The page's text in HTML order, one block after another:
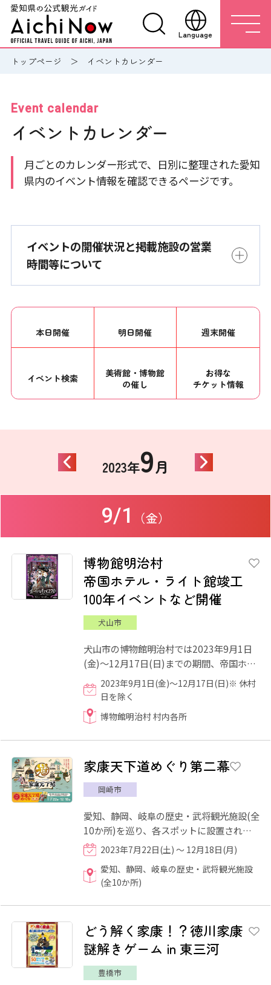
Language
トップページ イベントカレンダー
Event calendar
イベントカレンダー
月ごとのカレンダー形式で、日別に整理された愛知
県内のイベント情報を確認できるページです。
イベントの開催状況と掲載施設の営業
時間等について
本日開催 明日開催 週末開催
イベント検索
美術館・博物館
の催し
お得な
チケット情報
2023年9月
9/1 （金）
博物館明治村
帝国ホテル・ライト館竣工
100年イベントなど開催
犬山市
犬山市の博物館明治村では2023年9月1日
(金)～12月17日(日)までの期間、帝国ホテ
ル・ライト館竣工100年を記念する様々な
イベントを開催します！ 「...
2023年9月1日(金)～12月17日(日)※ 休村
日を除く
博物館明治村 村内各所
家康天下道めぐり第二幕
岡崎市
愛知、静岡、岐阜の歴史・武将観光施設(全
10か所)を巡り、各スポットに設置された
QRコードを読み込んでデジタル武将印をゲ
ットしよう！
2023年7月22日(土) ～ 12月18日(月)
愛知、静岡、岐阜の歴史・武将観光施設
(全10か所)
どう解く家康！？徳川家康
謎解きゲーム in 東三河
豊橋市